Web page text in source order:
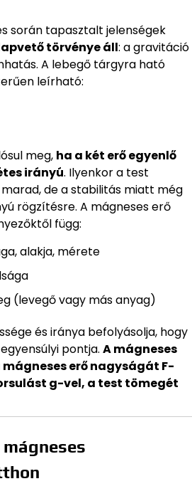
során tapasztalt jelenségek
törvénye áll: a gravitáció
A lebegő tárgyra ható
leírható:
meg, ha a két erő egyenlő
irányú. Ilyenkor a test
de a stabilitás miatt még
rögzítésre. A mágneses erő
függ:
alakja, mérete
(levegő vagy más anyag)
és iránya befolyásolja, hogy
pontja. A mágneses
erő nagyságát F-
g-vel, a test tömegét